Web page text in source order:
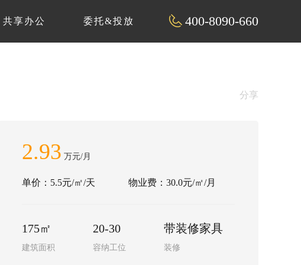
400-8090-660
共享办公 委托&投放
分享
2.93 万元/月
单价：5.5元/㎡/天 物业费：30.0元/㎡/月
175㎡
建筑面积
20-30
容纳工位
带装修家具
装修